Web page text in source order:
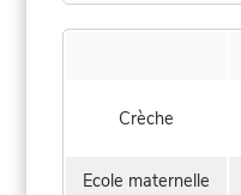
Crèche
Ecole maternelle